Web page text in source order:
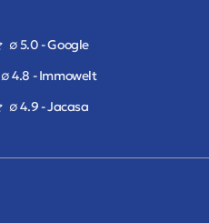
∅ 5.0 - Google
∅ 4.8 - Immowelt
∅ 4.9 - Jacasa